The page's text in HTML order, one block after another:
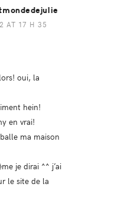
AT 17 H 35
oui, la
hein!
en vrai!
ma maison
je dirai ^^ j’ai
le site de la